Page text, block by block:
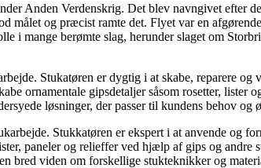
Anden Verdenskrig. Det blev navngivet efter
og præcist ramte det. Flyet var en
i mange berømte slag, herunder slaget om
Stukatøren er dygtig i at skabe, reparere
ornamentale gipsdetaljer såsom rosetter, lister
løsninger, der passer til kundens behov
Stukkatøren er ekspert i at anvende og
paneler og relieffer ved hjælp af gips og
bred viden om forskellige stukteknikker og